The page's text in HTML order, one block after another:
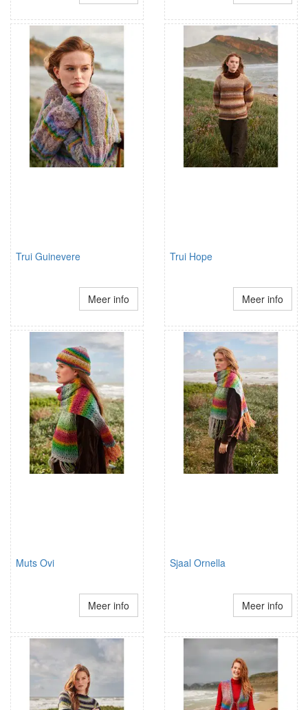
Trui Guinevere
Meer info
Trui Hope
Meer info
Muts Ovi
Meer info
Sjaal Ornella
Meer info